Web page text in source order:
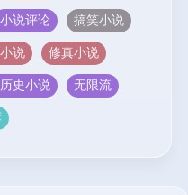
小说评论 搞笑小说
说 修真小说
史小说 无限流